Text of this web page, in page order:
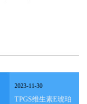
TPGS维生素E琥珀
2023-11-30